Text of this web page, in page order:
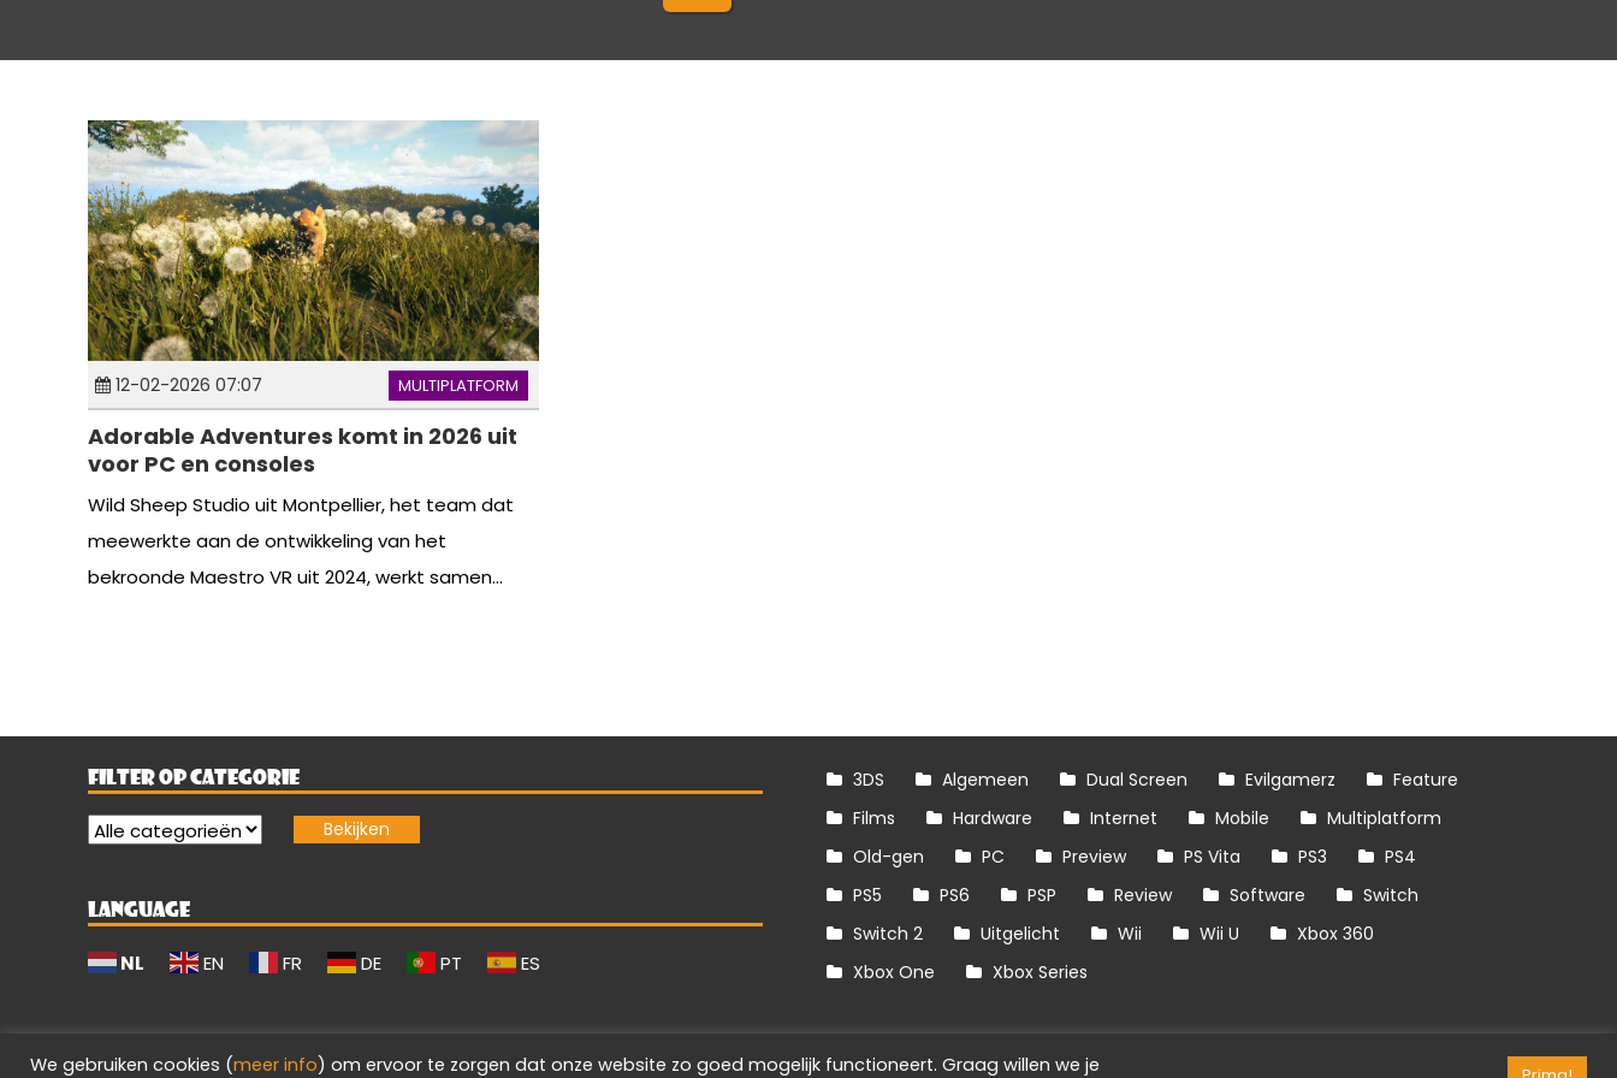
12-02-2026 07:07 MULTIPLATFORM
Adorable Adventures komt in 2026 uit
voor PC en consoles
Wild Sheep Studio uit Montpellier, het team dat
meewerkte aan de ontwikkeling van het
bekroonde Maestro VR uit 2024, werkt samen...
FILTER OP CATEGORIE
LANGUAGE
NL EN FR DE PT ES
3DS Algemeen Dual Screen Evilgamerz
Feature
Films
Hardware Internet Mobile
Multiplatform
Old-gen
PC Preview PS Vita PS3
PS4
PS5
PS6 PSP Review Software
Switch
Switch 2
Uitgelicht Wii Wii U
Xbox 360
Xbox One
Xbox Series
We gebruiken cookies (meer info) om ervoor te zorgen dat onze website zo goed mogelijk functioneert. Graag willen we je